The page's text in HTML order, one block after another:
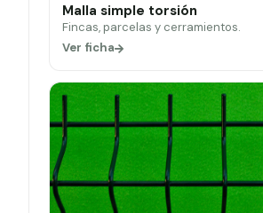
Malla simple torsión
Fincas, parcelas y cerramientos.
Ver ficha